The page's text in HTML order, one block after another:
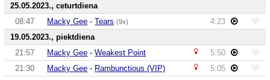
25.05.2023., ceturtdiena
08:47
Macky Gee -Tears (9x)
4:23
19.05.2023., piektdiena
21:57
Macky Gee -Weakest Point
5:50
21:30
Macky Gee - Rambunctious (VIP)
5:05